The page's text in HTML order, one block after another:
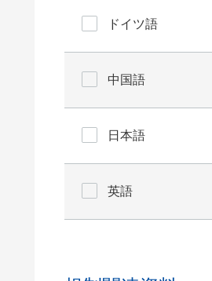
ドイツ語
中国語
日本語
英語